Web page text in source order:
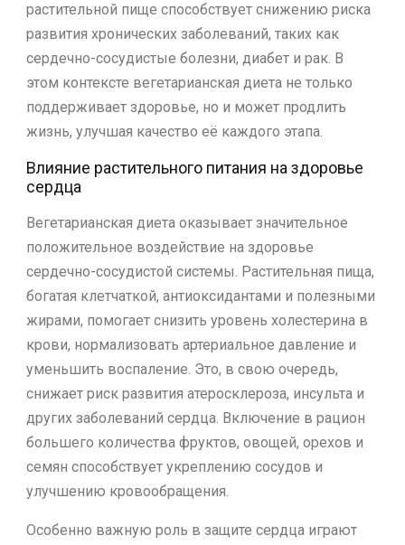
растительной пище способствует снижению риска
развития хронических заболеваний, таких как
сердечно-сосудистые болезни, диабет и рак. В
этом контексте вегетарианская диета не только
поддерживает здоровье, но и может продлить
жизнь, улучшая качество её каждого этапа.
Влияние растительного питания на здоровье
сердца
Вегетарианская диета оказывает значительное
положительное воздействие на здоровье
сердечно-сосудистой системы. Растительная пища,
богатая клетчаткой, антиоксидантами и полезными
жирами, помогает снизить уровень холестерина в
крови, нормализовать артериальное давление и
уменьшить воспаление. Это, в свою очередь,
снижает риск развития атеросклероза, инсульта и
других заболеваний сердца. Включение в рацион
большего количества фруктов, овощей, орехов и
семян способствует укреплению сосудов и
улучшению кровообращения.
Особенно важную роль в защите сердца играют